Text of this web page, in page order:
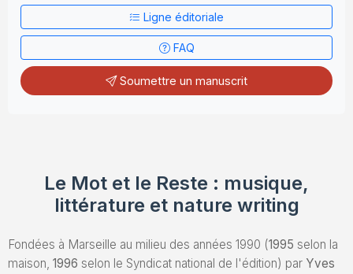
Envoyez un Manuscrit
Ligne éditoriale
FAQ
Soumettre un manuscrit
Le Mot et le Reste : musique,
littérature et nature writing
Fondées à Marseille au milieu des années 1990 (1995 selon la
maison, 1996 selon le Syndicat national de l'édition) par Yves